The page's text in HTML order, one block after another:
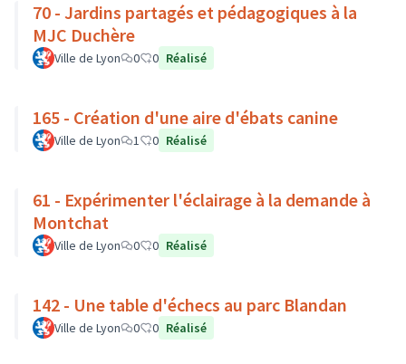
70 - Jardins partagés et pédagogiques à la
MJC Duchère
Ville de Lyon 0 0 Réalisé
165 - Création d'une aire d'ébats canine
Ville de Lyon 1 0 Réalisé
61 - Expérimenter l'éclairage à la demande à
Montchat
Ville de Lyon 0 0 Réalisé
142 - Une table d'échecs au parc Blandan
Ville de Lyon 0 0 Réalisé